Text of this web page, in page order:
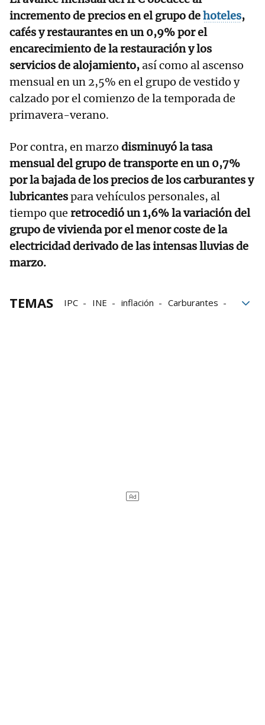
incremento de precios en el grupo dehoteles,
cafés y restaurantes en un 0,9% por el
encarecimiento de la restauración y los
servicios de alojamiento,así como al ascenso
mensual en un 2,5% en el grupo de vestido y
calzado por el comienzo de la temporada de
primavera-verano.
Por contra, en marzo disminuyó la tasa
mensual del grupo de transporte en un 0,7%
por la bajada de los precios de los carburantes y
lubricantespara vehículos personales, al
tiempo que retrocedió un 1,6% la variación del
grupo de vivienda por el menor coste de la
electricidad derivado de las intensas lluvias de
marzo.
TEMAS IPC INE inflación
Carburantes